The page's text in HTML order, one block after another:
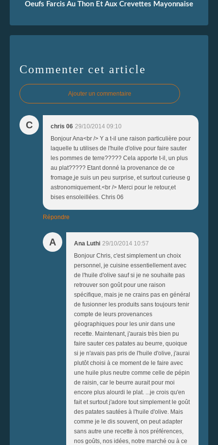
Oeufs Farcis Au Thon Et Aux Crevettes Mayonnaise
Commenter cet article
Ajouter un commentaire
C chris 06 29/10/2014 09:10
Bonjour Ana<br /> Y a t-il une raison particulière pour
laquelle tu utilises de l'huile d'olive pour faire sauter
les pommes de terre????? Cela apporte t-il, un plus
au plat????? Etant donné la provenance de ce
fromage,je suis un peu surprise, et surtout curieuse g
astronomiquement.<br /> Merci pour le retour,et
bises ensoleillées. Chris 06
Répondre
A Ana Luthi 29/10/2014 10:57
Bonjour Chris, c'est simplement un choix
personnel, je cuisine essentiellement avec
de l'huile d'olive sauf si je ne souhaite pas
retrouver son goût pour une raison
spécifique, mais je ne crains pas en général
de fusionner les produits sans toujours tenir
compte de leurs provenances
géographiques pour les unir dans une
recette. Maintenant, j'aurais très bien pu
faire sauter ces patates au beurre, quoique
si je n'avais pas pris de l'huile d'olive, j'aurai
plutôt choisi à ce moment de le faire avec
une huile plus neutre comme celle de pépin
de raisin, car le beurre aurait pour moi
encore plus alourdi le plat. ...je crois qu'en
fait et surtout j'adore tout simplement le goût
des patates sautées à l'huile d'olive. Mais
comme je le dis souvent, on peut adapter
sans autre une recette à nos préférences,
nos goûts, nos idées, notre marché ou à ce